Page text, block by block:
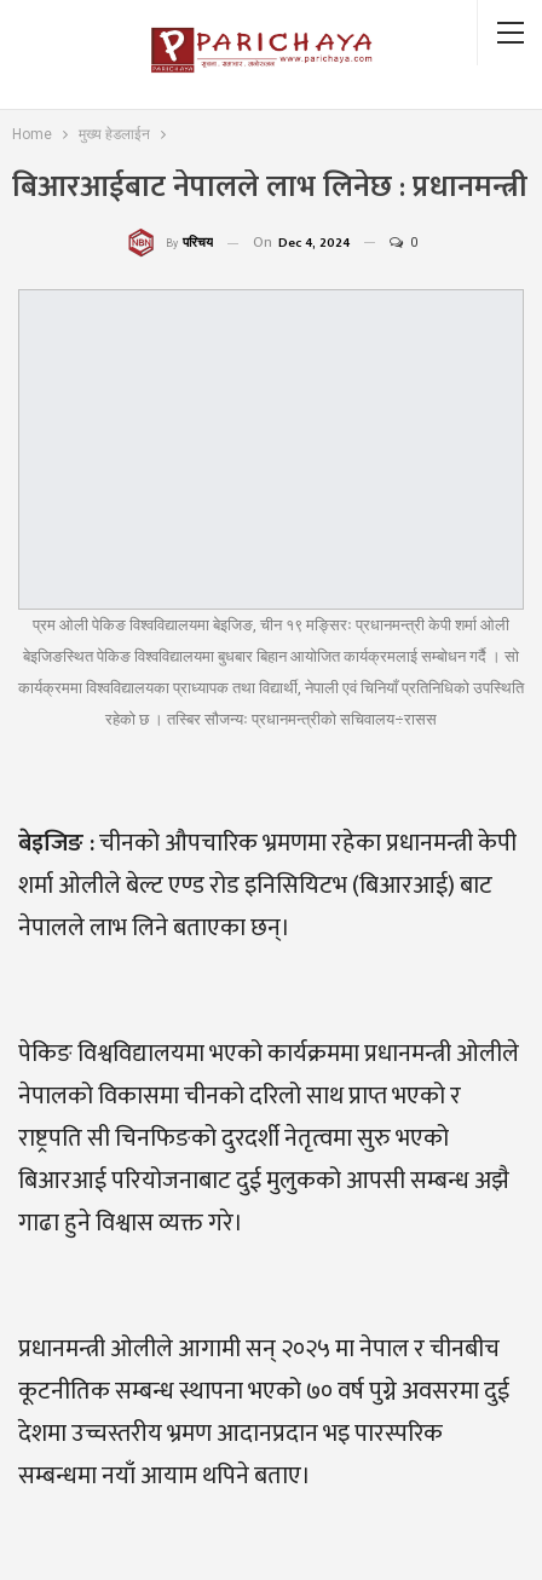
Home मुख्य हेडलाईन
बिआरआईबाट नेपालले लाभ लिनेछ : प्रधानमन्त्री
By परिचय On Dec 4, 2024 0
प्रम ओली पेकिङ विश्वविद्यालयमा बेइजिङ, चीन १९ मङ्सिरः प्रधानमन्त्री केपी शर्मा ओली
बेइजिङस्थित पेकिङ विश्वविद्यालयमा बुधबार बिहान आयोजित कार्यक्रमलाई सम्बोधन गर्दै । सो
कार्यक्रममा विश्वविद्यालयका प्राध्यापक तथा विद्यार्थी, नेपाली एवं चिनियाँ प्रतिनिधिको उपस्थिति
रहेको छ । तस्बिर सौजन्यः प्रधानमन्त्रीको सचिवालय÷रासस
बेइजिङ:चीनको औपचारिक भ्रमणमा रहेका प्रधानमन्त्री केपी
शर्मा ओलीले बेल्ट एण्ड रोड इनिसियिटभ (बिआरआई) बाट
नेपालले लाभ लिने बताएका छन्।
पेकिङ विश्वविद्यालयमा भएको कार्यक्रममा प्रधानमन्त्री ओलीले
नेपालको विकासमा चीनको दरिलो साथ प्राप्त भएको र
राष्ट्रपति सी चिनफिङको दुरदर्शी नेतृत्वमा सुरु भएको
बिआरआई परियोजनाबाट दुई मुलुकको आपसी सम्बन्ध अझै
गाढा हुने विश्वास व्यक्त गरे।
प्रधानमन्त्री ओलीले आगामी सन् २०२५ मा नेपाल र चीनबीच
कूटनीतिक सम्बन्ध स्थापना भएको ७० वर्ष पुग्ने अवसरमा दुई
देशमा उच्चस्तरीय भ्रमण आदानप्रदान भइ पारस्परिक
सम्बन्धमा नयाँ आयाम थपिने बताए।